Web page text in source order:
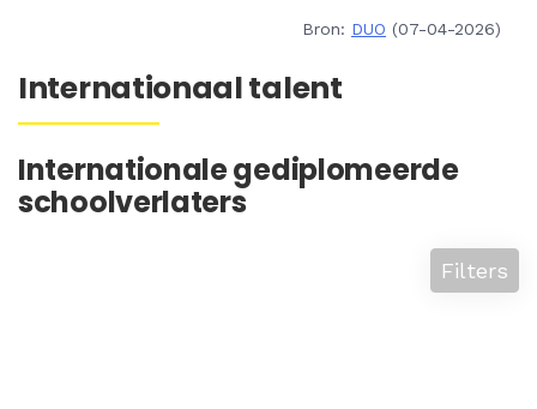
Bron: DUO (07-04-2026)
Internationaal talent
Internationale gediplomeerde
schoolverlaters
Filters